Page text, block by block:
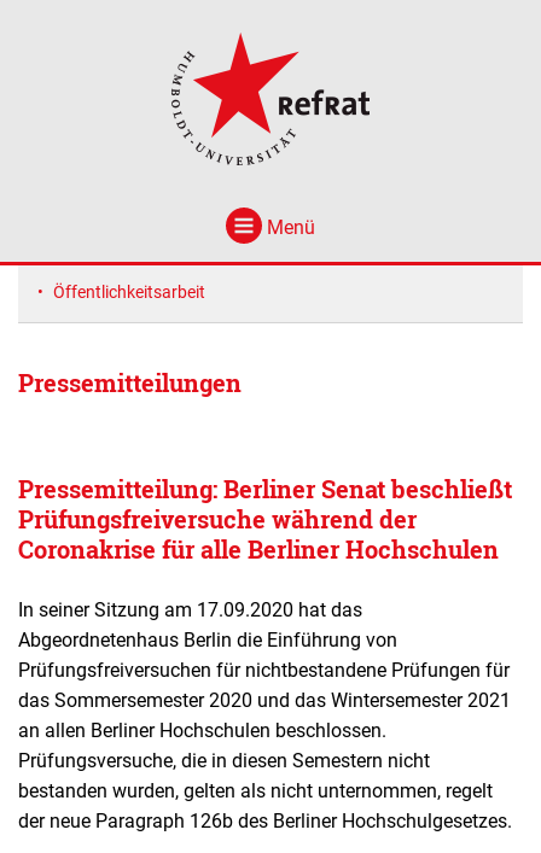
Menü
Öffentlichkeitsarbeit
Pressemitteilungen
Pressemitteilung: Berliner Senat beschließt
Prüfungsfreiversuche während der
Coronakrise für alle Berliner Hochschulen
In seiner Sitzung am 17.09.2020 hat das
Abgeordnetenhaus Berlin die Einführung von
Prüfungsfreiversuchen für nichtbestandene Prüfungen für
das Sommersemester 2020 und das Wintersemester 2021
an allen Berliner Hochschulen beschlossen.
Prüfungsversuche, die in diesen Semestern nicht
bestanden wurden, gelten als nicht unternommen, regelt
der neue Paragraph 126b des Berliner Hochschulgesetzes.